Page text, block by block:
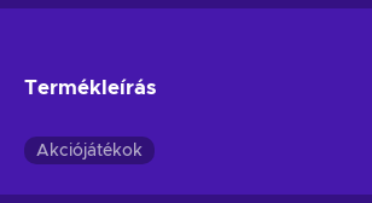
Termékleírás
Akciójátékok